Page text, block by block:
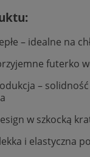
– idealne na
futerko
–
w szkocką
i elastyczna